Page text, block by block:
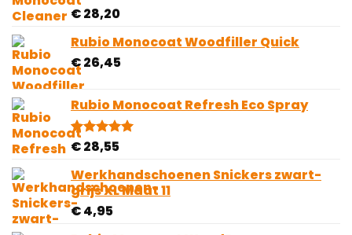
Gewaardeerd
gebaseerd
op
1
klantbeoordeling
€28,20
Rubio Monocoat Woodfiller Quick
€26,45
Rubio Monocoat Refresh Eco Spray
Gewaardeerd
gebaseerd
op
4
klantbeoordelingen
€28,55
Werkhandschoenen Snickers zwart-
grijs XL Maat 11
€4,95